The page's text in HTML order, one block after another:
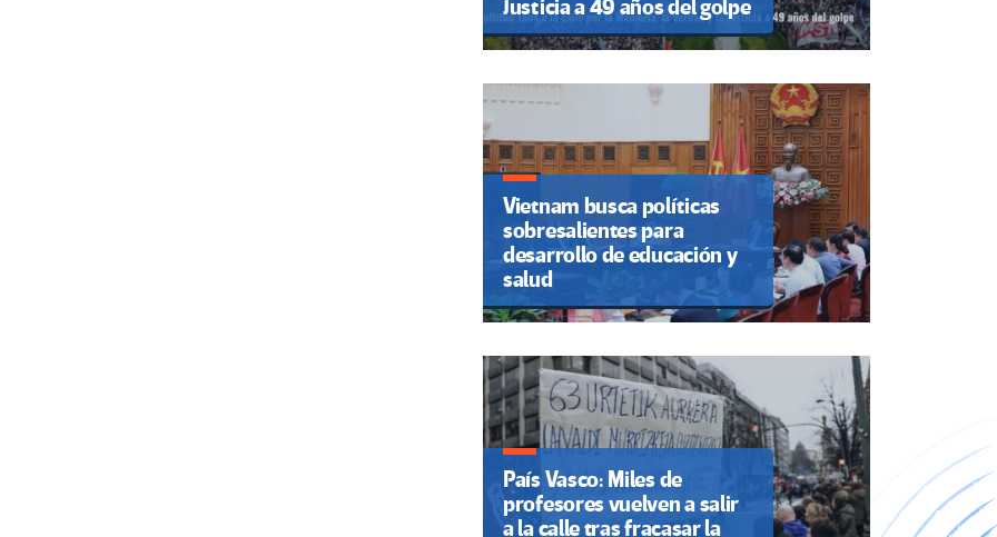
Justicia a 49 años del golpe
Vietnam busca políticas
sobresalientes para
desarrollo de educación y
salud
País Vasco: Miles de
profesores vuelven a salir
a la calle tras fracasar la